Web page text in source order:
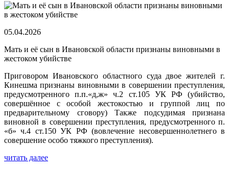
05.04.2026
Мать и её сын в Ивановской области признаны виновными в
жестоком убийстве
Приговором Ивановского областного суда двое жителей г.
Кинешма признаны виновными в совершении преступления,
предусмотренного п.п.«д,ж» ч.2 ст.105 УК РФ (убийство,
совершённое с особой жестокостью и группой лиц по
предварительному сговору) Также подсудимая признана
виновной в совершении преступления, предусмотренного п.
«б» ч.4 ст.150 УК РФ (вовлечение несовершеннолетнего в
совершение особо тяжкого преступления).
читать далее